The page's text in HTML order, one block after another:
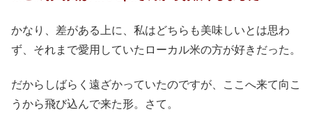
かなり、差がある上に、私はどちらも美味しいとは思わ
ず、それまで愛用していたローカル米の方が好きだった。
だからしばらく遠ざかっていたのですが、ここへ来て向こ
うから飛び込んで来た形。さて。